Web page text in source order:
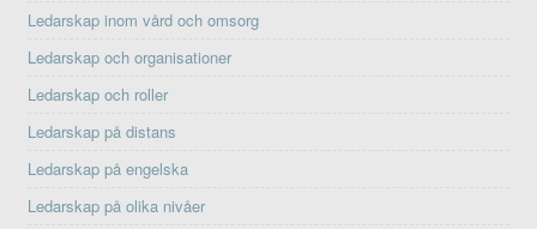
Ledarskap inom vård och omsorg
Ledarskap och organisationer
Ledarskap och roller
Ledarskap på distans
Ledarskap på engelska
Ledarskap på olika nivåer